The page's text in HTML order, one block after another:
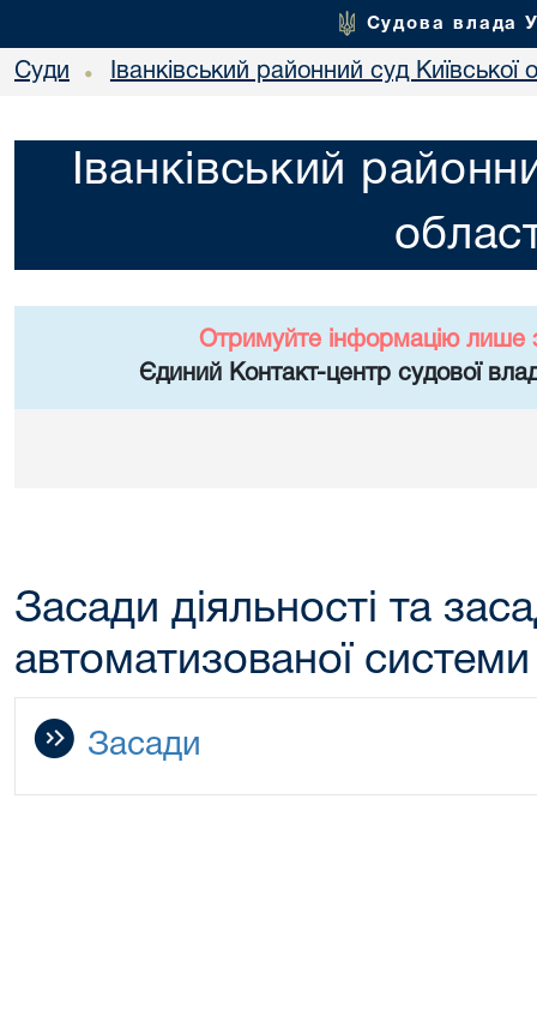
Судова влада
Суди • Іванківський районний суд Київської
Іванківський
Отримуйте інформацію лише
Єдиний Контакт-центр судової
Засади діяльності та
автоматизованої
Засади